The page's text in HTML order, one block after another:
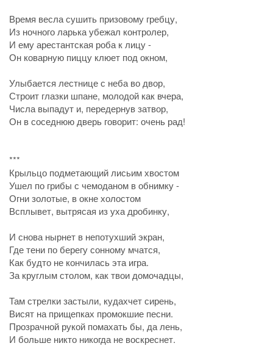
Время весла сушить призовому гребцу,
Из ночного ларька убежал контролер,
И ему арестантская роба к лицу -
Он коварную пиццу клюет под окном,
Улыбается лестнице с неба во двор,
Строит глазки шпане, молодой как вчера,
Числа выпадут и, передернув затвор,
Он в соседнюю дверь говорит: очень рад!
***
Крыльцо подметающий лисьим хвостом
Ушел по грибы с чемоданом в обнимку -
Огни золотые, в окне холостом
Всплывет, вытрясая из уха дробинку,
И снова нырнет в непотухший экран,
Где тени по берегу сонному мчатся,
Как будто не кончилась эта игра.
За круглым столом, как твои домочадцы,
Там стрелки застыли, кудахчет сирень,
Висят на прищепках промокшие песни.
Прозрачной рукой помахать бы, да лень,
И больше никто никогда не воскреснет.